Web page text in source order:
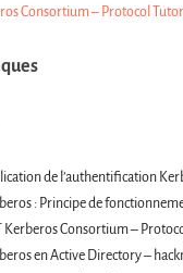
Consortium – Protocol
de l’authentification
: Principe de
Kerberos Consortium –
en Active Directory –